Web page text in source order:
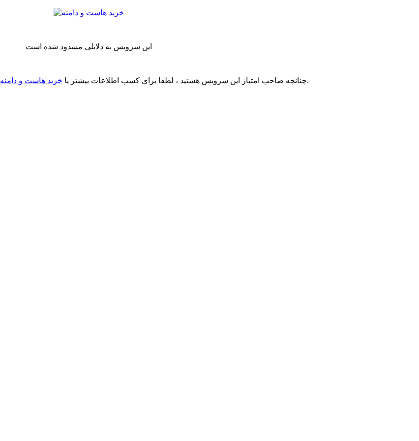
این سرویس به دلایلی مسدود شده است
چنانچه صاحب امتیاز این سرویس هستید ، لطفا برای کسب اطلاعات بیشتر یا خرید هاست و دامنه با شرکت سرورپارس تماس حاصل نمایید.